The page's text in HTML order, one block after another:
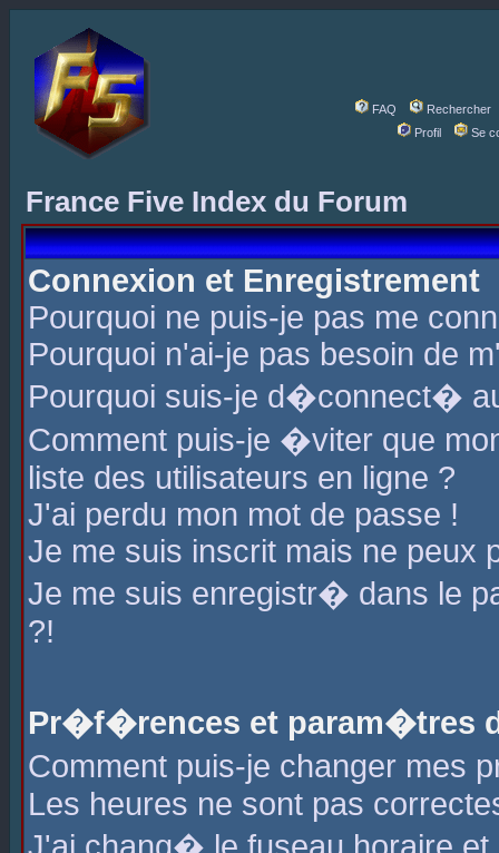
FAQ
Rechercher
Profil
Se
France Five Index du Forum
Connexion et Enregistrement
Pourquoi ne puis-je pas me
Pourquoi n'ai-je pas besoin de
Pourquoi suis-je d�connect�
Comment puis-je �viter que
liste des utilisateurs en ligne ?
J'ai perdu mon mot de passe !
Je me suis inscrit mais ne peux
Je me suis enregistr� dans le
?!
Pr�f�rences et param�tres
Comment puis-je changer mes
Les heures ne sont pas